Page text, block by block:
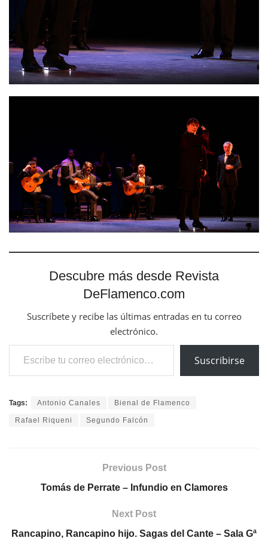
Descubre más desde Revista
DeFlamenco.com
Suscríbete y recibe las últimas entradas en tu correo
electrónico.
Escribe tu correo electrónico…
Suscribirse
Tags: Antonio Canales Bienal de Flamenco
Rafael Riqueni Segundo Falcón
Previous Post
Tomás de Perrate – Infundio en Clamores
Next Post
Rancapino, Rancapino hijo. Sagas del Cante – Sala Gª